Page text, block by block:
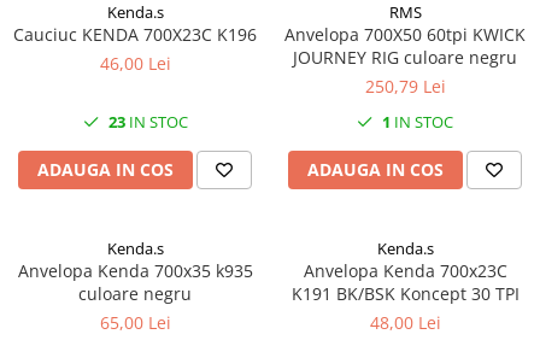
Vehicule Electrice
Piese vehicule electrice
Anvelope biciclete/scuter electrice
Anvelope trotinete
Baterii
Camere biciclete electrice
Kenda.s
Cauciuc KENDA 700X23C K196
46,00 Lei
23IN STOC
ADAUGA IN COS
RMS
Anvelopa 700X50 60tpi KWICK
JOURNEY RIG culoare negru
250,79 Lei
1 IN STOC
ADAUGA IN COS
Kenda.s
Anvelopa Kenda 700x35 k935
culoare negru
65,00 Lei
Kenda.s
Anvelopa Kenda 700x23C
K191 BK/BSK Koncept 30 TPI
48,00 Lei